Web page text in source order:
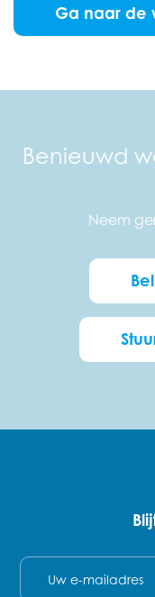
Ga naar de
Benieuwd
Neem